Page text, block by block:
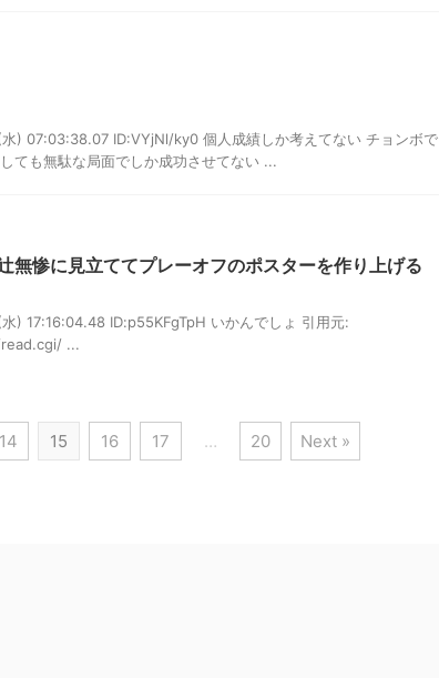
) 07:03:38.07 ID:VYjNl/ky0 個人成績しか考えてない チョンボで
ても無駄な局面でしか成功させてない ...
無惨に見立ててプレーオフのポスターを作り上げる
) 17:16:04.48 ID:p55KFgTpH いかんでしょ 引用元:
...
14 15 16 17 … 20 Next »